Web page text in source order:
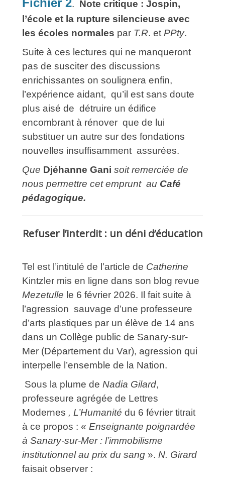
Fichier 2. Note critique : Jospin,
l’école et la rupture silencieuse avec
les écoles normales par T.R. et PPty.
Suite à ces lectures qui ne manqueront
pas de susciter des discussions
enrichissantes on soulignera enfin,
l’expérience aidant, qu’il est sans doute
plus aisé de détruire un édifice
encombrant à rénover que de lui
substituer un autre sur des fondations
nouvelles insuffisamment assurées.
Que Djéhanne Gani soit remerciée de
nous permettre cet emprunt au Café
pédagogique.
Refuser l’interdit : un déni d’éducation
Tel est l’intitulé de l’article de Catherine
Kintzler mis en ligne dans son blog revue
Mezetulle le 6 février 2026. Il fait suite à
l’agression sauvage d’une professeure
d’arts plastiques par un élève de 14 ans
dans un Collège public de Sanary-sur-
Mer (Département du Var), agression qui
interpelle l’ensemble de la Nation.
Sous la plume de Nadia Gilard,
professeure agrégée de Lettres
Modernes , L’Humanité du 6 février titrait
à ce propos : « Enseignante poignardée
à Sanary-sur-Mer : l’immobilisme
institutionnel au prix du sang ». N. Girard
faisait observer :